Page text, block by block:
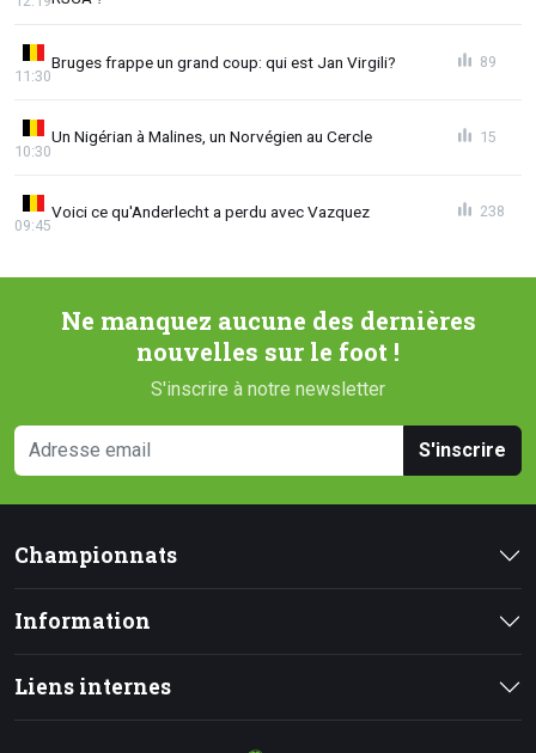
Bruges frappe un grand coup: qui est Jan Virgili?
11:30
89
Un Nigérian à Malines, un Norvégien au Cercle
10:30
15
Voici ce qu'Anderlecht a perdu avec Vazquez
09:45
238
Ne manquez aucune des dernières
nouvelles sur le foot !
S'inscrire à notre newsletter
S'inscrire
Championnats
Information
Liens internes